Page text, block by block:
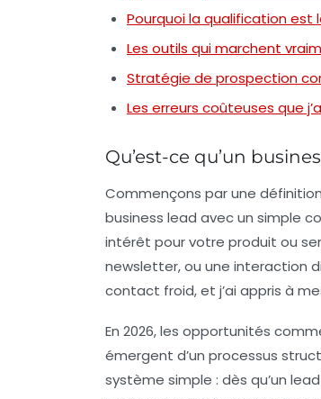
Pourquoi la qualification est
Les outils qui marchent
Stratégie de prospection
Les erreurs coûteuses que
Qu’est-ce qu’un
Commençons par une
business lead avec un simple
intérêt pour votre produit ou
newsletter, ou une interaction
contact froid, et j’ai appris à
En 2026, les opportunités
émergent d’un processus
système simple : dès qu’un